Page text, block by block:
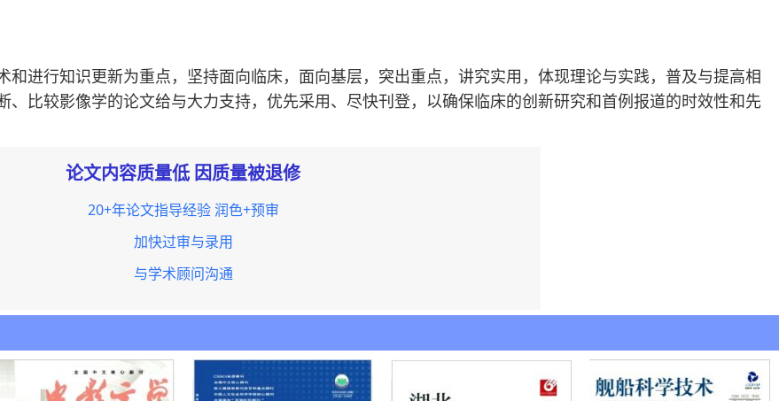
行知识更新为重点，坚持面向临床，面向基层，突出重点，讲究实用，体现理论与实践，普及与提高相
比较影像学的论文给与大力支持，优先采用、尽快刊登，以确保临床的创新研究和首例报道的时效性和先
论文内容质量低 因质量被退修
20+年论文指导经验 润色+预审
加快过审与录用
与学术顾问沟通